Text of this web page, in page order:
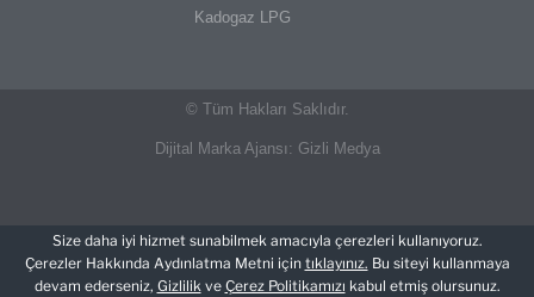
Kadogaz LPG
© Tüm Hakları Saklıdır.
Dijital Marka Ajansı: Gizli Medya
Size daha iyi hizmet sunabilmek amacıyla çerezleri kullanıyoruz.
Çerezler Hakkında Aydınlatma Metni için tıklayınız. Bu siteyi kullanmaya
devam ederseniz, Gizlilikve Çerez Politikamızı kabul etmiş olursunuz.